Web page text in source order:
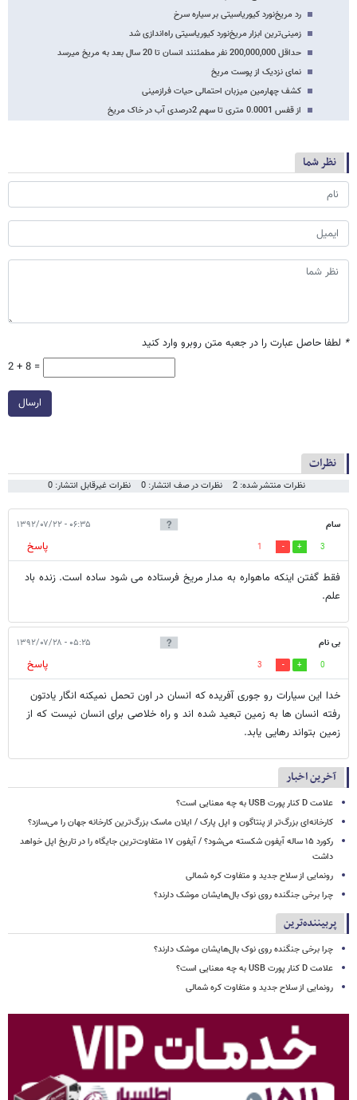
رد مریخ‌نورد کیوریاسیتی بر سیاره سرخ
زمینی‌ترین ابزار مریخ‌نورد کیوریاسیتی راه‌اندازی شد
حداقل 200,000,000 نفر مطمئنند انسان تا 20 سال بعد به مریخ می‎رسد
نمای نزدیک از پوست مریخ
کشف چهارمین میزبان احتمالی حیات فرازمینی
از قفس 0.0001 متری تا سهم 2درصدی آب در خاک مریخ
نظر شما
* لطفا حاصل عبارت را در جعبه متن روبرو وارد کنید
2 + 8 =
ارسال
نظرات
نظرات منتشر شده: 2 نظرات در صف انتشار: 0 نظرات غیرقابل انتشار: 0
سام ۰۶:۳۵ - ۱۳۹۲/۰۷/۲۲
3
1
پاسخ
فقط گفتن اینکه ماهواره به مدار مریخ فرستاده می شود ساده است. زنده باد
علم.
بی نام ۰۵:۲۵ - ۱۳۹۲/۰۷/۲۸
0
3
پاسخ
خدا این سیارات رو جوری آفریده که انسان در اون تحمل نمیکنه انگار یادتون
رفته انسان ها به زمین تبعید شده اند و راه خلاصی برای انسان نیست که از
زمین بتواند رهایی یابد.
آخرین اخبار
علامت D کنار پورت USB به چه معنایی است؟
کارخانه‌ای بزرگ‌تر از پنتاگون و اپل پارک / ایلان ماسک بزرگ‌ترین کارخانه جهان را می‌سازد؟
رکورد ۱۵ ساله آیفون شکسته می‌شود؟ / آیفون ۱۷ متفاوت‌ترین جایگاه را در تاریخ اپل خواهد
داشت
رونمایی از سلاح جدید و متفاوت کره شمالی
چرا برخی جنگنده روی نوک بال‌هایشان موشک‌ دارند؟
پربیننده‌ترین
چرا برخی جنگنده روی نوک بال‌هایشان موشک‌ دارند؟
علامت D کنار پورت USB به چه معنایی است؟
رونمایی از سلاح جدید و متفاوت کره شمالی